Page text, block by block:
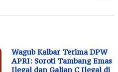
Wagub Kalbar Terima DPW
APRI: Soroti Tambang Emas
Ilegal dan Galian C Ilegal di